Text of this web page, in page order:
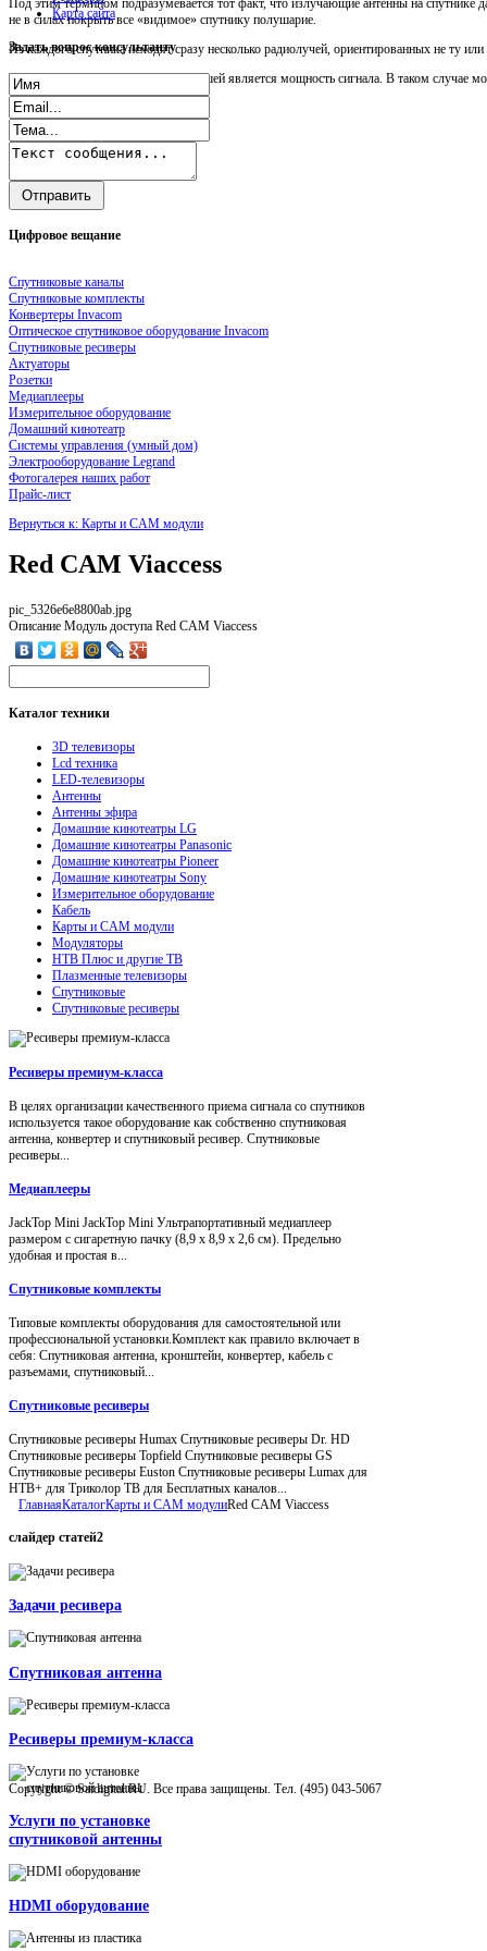
Под этим термином подразумевается тот факт, что излучающие антенны на спутнике
не в силах покрыть все «видимое» спутнику полушарие.
Из каждого спутника исходят сразу несколько радиолучей, ориентированных не ту
Чем ближе к центру зоны, тем большей является мощность сигнала. В таком случае
Карта сайта
Задатьвопрос консультанту
Цифровое вещание
Спутниковые каналы
Спутниковые комплекты
Конвертеры Invacom
Оптическое спутниковое оборудование Invacom
Спутниковые ресиверы
Актуаторы
Розетки
Медиаплееры
Измерительное оборудование
Домашний кинотеатр
Системы управления (умный дом)
Электрооборудование Legrand
Фотогалерея наших работ
Прайс-лист
Вернуться к: Карты и CAM модули
Red CAM Viaccess
pic_5326e6e8800ab.jpg
Описание Модуль доступа Red CAM Viaccess
Каталогтехники
3D телевизоры
Lcd техника
LED-телевизоры
Антенны
Антенны эфира
Домашние кинотеатры LG
Домашние кинотеатры Panasonic
Домашние кинотеатры Pioneer
Домашние кинотеатры Sony
Измерительное оборудование
Кабель
Карты и CAM модули
Модуляторы
НТВ Плюс и другие ТВ
Плазменные телевизоры
Спутниковые
Спутниковые ресиверы
Ресиверы премиум-класса
В целях организации качественного приема сигнала со спутников
используется такое оборудование как собственно спутниковая
антенна, конвертер и спутниковый ресивер. Спутниковые
ресиверы...
Медиаплееры
JackTop Mini JackTop Mini Ультрапортативный медиаплеер
размером с сигаретную пачку (8,9 x 8,9 x 2,6 см). Предельно
удобная и простая в...
Спутниковые комплекты
Типовые комплекты оборудования для самостоятельной или
профессиональной установки.Комплект как правило включает в
себя: Спутниковая антенна, кронштейн, конвертер, кабель с
разъемами, спутниковый...
Спутниковые ресиверы
Спутниковые ресиверы Humax Спутниковые ресиверы Dr. HD
Спутниковые ресиверы Topfield Спутниковые ресиверы GS
Спутниковые ресиверы Euston Спутниковые ресиверы Lumax для
НТВ+ для Триколор ТВ для Бесплатных каналов...
ГлавнаяКаталогКарты и CAM модулиRed CAM Viaccess
слайдер статей2
Задачи ресивера
Спутниковая антенна
Ресиверы премиум-класса
Услуги по установке
спутниковой антенны
HDMI оборудование
Copyright © Satdigital.RU. Все права защищены. Тел. (495) 043-5067